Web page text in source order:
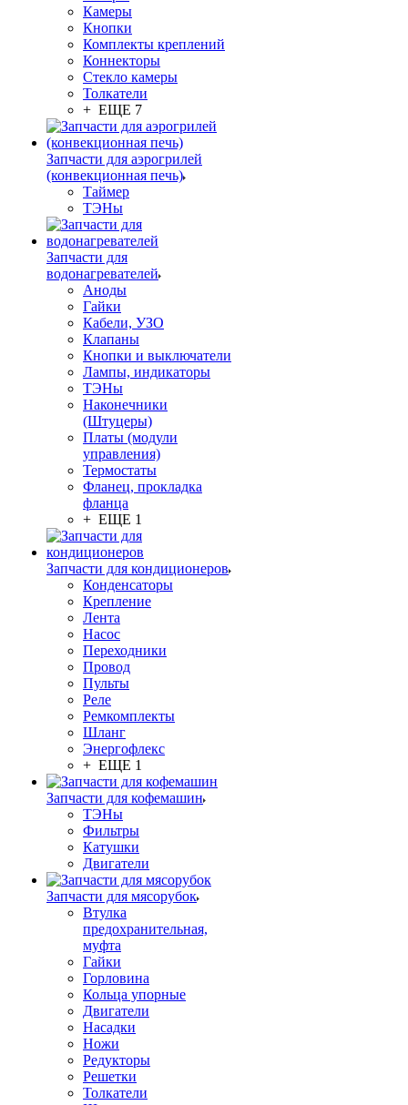
Камеры
Кнопки
Комплекты креплений
Коннекторы
Стекло камеры
Толкатели
+ ЕЩЕ 7
Запчасти для аэрогрилей
(конвекционная печь)
Таймер
ТЭНы
Запчасти для
водонагревателей
Аноды
Гайки
Кабели, УЗО
Клапаны
Кнопки и выключатели
Лампы, индикаторы
ТЭНы
Наконечники
(Штуцеры)
Платы (модули
управления)
Термостаты
Фланец, прокладка
фланца
+ ЕЩЕ 1
Запчасти для кондиционеров
Конденсаторы
Крепление
Лента
Насос
Переходники
Провод
Пульты
Реле
Ремкомплекты
Шланг
Энергофлекс
+ ЕЩЕ 1
Запчасти для кофемашин
ТЭНы
Фильтры
Катушки
Двигатели
Запчасти для мясорубок
Втулка
предохранительная,
муфта
Гайки
Горловина
Кольца упорные
Двигатели
Насадки
Ножи
Редукторы
Решетки
Толкатели